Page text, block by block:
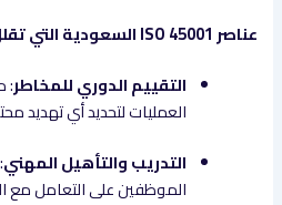
عناصر ISO 45001 السعودية التي تقلل الحوادث
التقييم الدوري للمخاطر:
العمليات لتحديد أي تهديد
التدريب والتأهيل المهني
الموظفين على التعامل مع